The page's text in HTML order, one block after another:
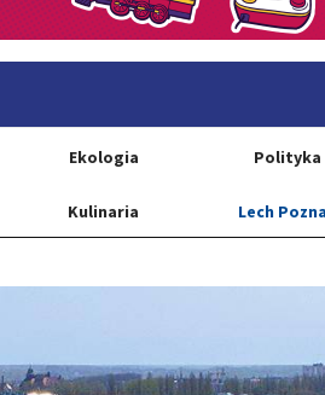
Ekologia Polityka
Kulinaria Lech